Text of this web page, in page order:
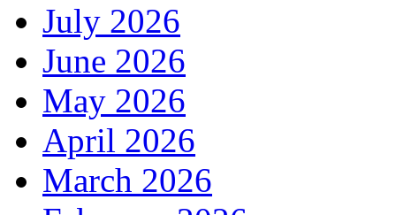
July 2026
June 2026
May 2026
April 2026
March 2026